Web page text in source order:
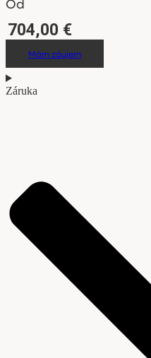
Od
704,00 €
Mám záujem
Záruka